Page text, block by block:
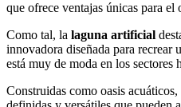
que ofrece ventajas únicas para
Como tal, la laguna artificial
innovadora diseñada para recrear
está muy de moda en los
Construidas como oasis